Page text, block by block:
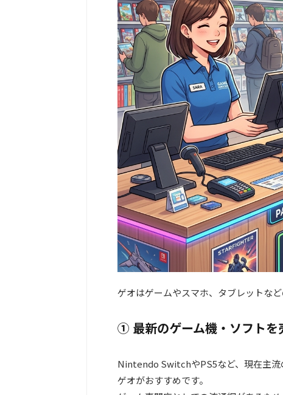
ゲオはゲームやスマホ、タブレットな
① 最新のゲーム機・ソフトを
Nintendo SwitchやPS5など、現在主流
ゲオがおすすめです。